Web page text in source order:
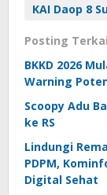
KAI Daop 8
Posting
BKKD 2026
Warning
Scoopy Adu
ke RS
Lindungi
PDPM,
Digital Sehat